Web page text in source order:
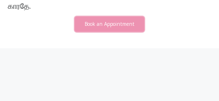
காரதே.
Book an Appointment